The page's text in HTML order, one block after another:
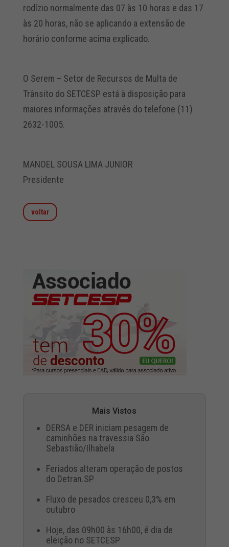
rodízio normalmente das 07 às 10 horas e das 17
às 20 horas, não se aplicando a extensão de
horário conforme acima explicado.
O Serem – Setor de Recursos de Multa de
Trânsito do SETCESP está à disposição para
maiores informações através do telefone (11)
2632-1005.
MANOEL SOUSA LIMA JUNIOR
Presidente
voltar
Mais Vistos
DERSA e DER iniciam pesagem de
caminhões na travessia São
Sebastião/Ilhabela
Feriados alteram operação de postos
do Detran.SP
Fluxo de pesados cresceu 0,3% em
outubro
Hoje, das 09h00 às 16h00, é dia de
eleição no SETCESP